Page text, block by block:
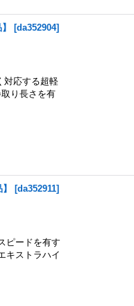
[da352904]
対応する超軽
り長さを有
[da352911]
ピードを有す
キストラハイ